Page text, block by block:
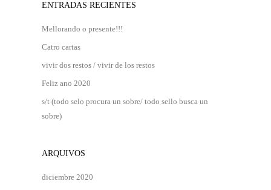
ENTRADAS RECIENTES
Mellorando o presente!!!
Catro cartas
vivir dos restos / vivir de los restos
Feliz ano 2020
s/t (todo selo procura un sobre/ todo sello busca un
sobre)
ARQUIVOS
diciembre 2020